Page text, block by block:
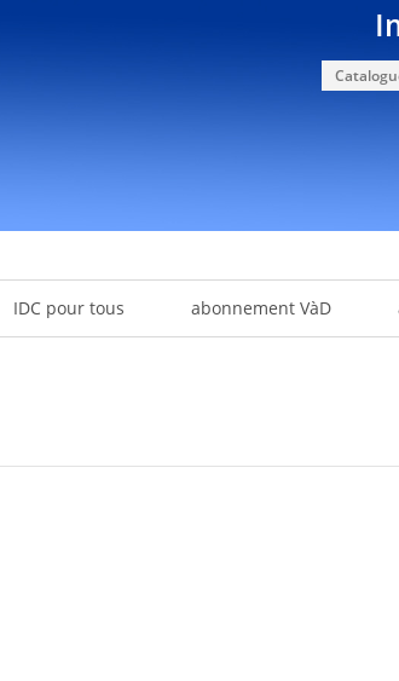
IDC pour tous abonnement VàD